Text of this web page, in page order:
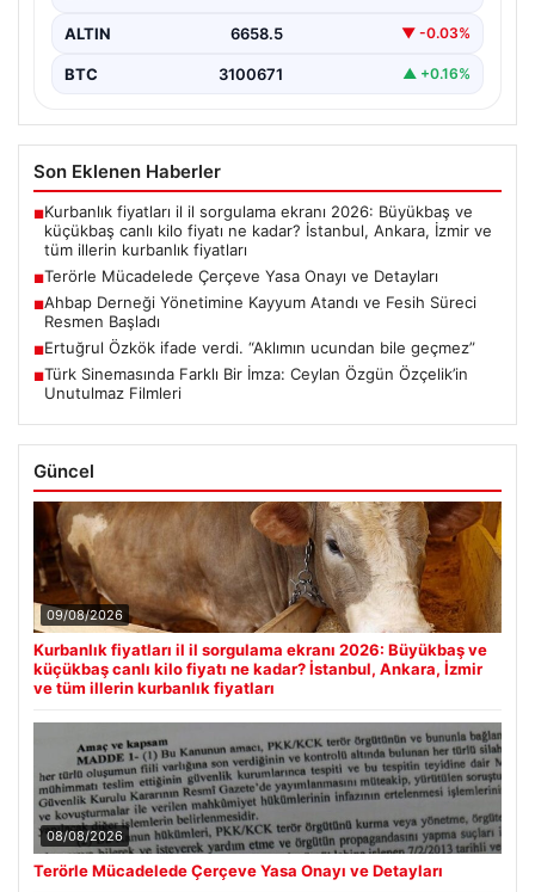
ALTIN 6658.5 ▼ -0.03%
BTC 3100671 ▲ +0.16%
Son Eklenen Haberler
■Kurbanlık fiyatları il il sorgulama ekranı 2026: Büyükbaş ve
küçükbaş canlı kilo fiyatı ne kadar? İstanbul, Ankara, İzmir ve
tüm illerin kurbanlık fiyatları
■Terörle Mücadelede Çerçeve Yasa Onayı ve Detayları
■Ahbap Derneği Yönetimine Kayyum Atandı ve Fesih Süreci
Resmen Başladı
■Ertuğrul Özkök ifade verdi. “Aklımın ucundan bile geçmez”
■Türk Sinemasında Farklı Bir İmza: Ceylan Özgün Özçelik’in
Unutulmaz Filmleri
Güncel
09/08/2026
Kurbanlık fiyatları il il sorgulama ekranı 2026: Büyükbaş ve
küçükbaş canlı kilo fiyatı ne kadar? İstanbul, Ankara, İzmir
ve tüm illerin kurbanlık fiyatları
08/08/2026
Terörle Mücadelede Çerçeve Yasa Onayı ve Detayları